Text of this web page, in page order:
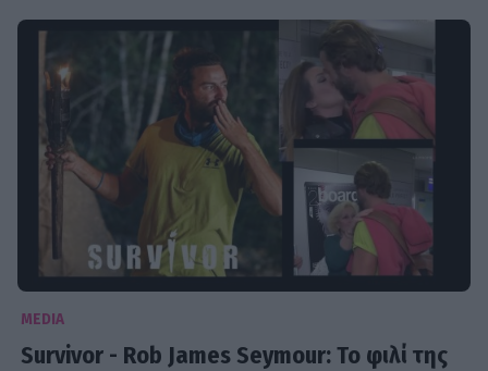
MEDIA
Survivor - Rob James Seymour: Το φιλί της